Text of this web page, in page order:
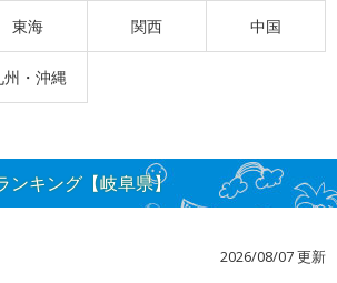
東海 関西 中国
州・沖縄
ンキング【岐阜県】
2026/08/07 更新